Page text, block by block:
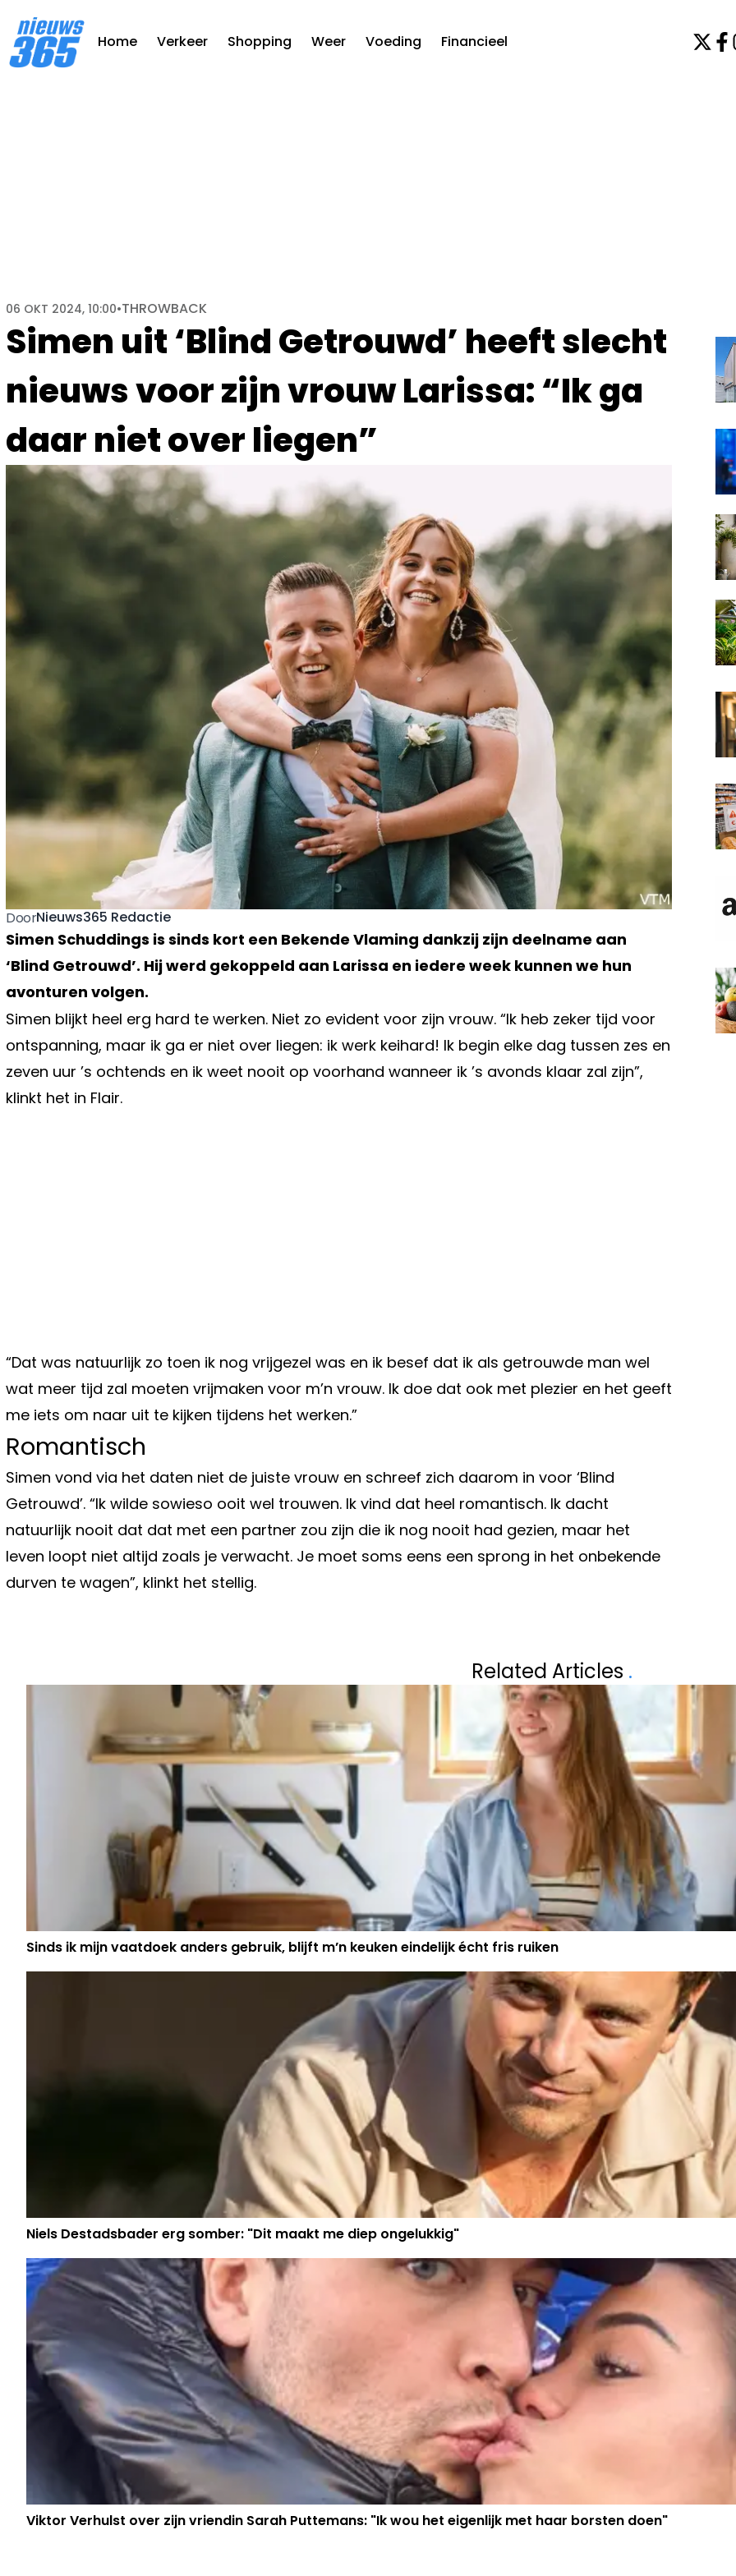
Home Verkeer Shopping Weer Voeding Financieel
Simen uit ‘Blind Getrouwd’ heeft slecht
nieuws voor zijn vrouw Larissa: “Ik ga
daar niet over liegen”
06 OKT 2024, 10:00•THROWBACK
DoorNieuws365 Redactie
Simen Schuddings is sinds kort een Bekende Vlaming dankzij zijn deelname aan
‘Blind Getrouwd’. Hij werd gekoppeld aan Larissa en iedere week kunnen we hun
avonturen volgen.
Simen blijkt heel erg hard te werken. Niet zo evident voor zijn vrouw. “Ik heb zeker tijd voor
ontspanning, maar ik ga er niet over liegen: ik werk keihard! Ik begin elke dag tussen zes en
zeven uur ’s ochtends en ik weet nooit op voorhand wanneer ik ’s avonds klaar zal zijn”,
klinkt het in Flair.
“Dat was natuurlijk zo toen ik nog vrijgezel was en ik besef dat ik als getrouwde man wel
wat meer tijd zal moeten vrijmaken voor m’n vrouw. Ik doe dat ook met plezier en het geeft
me iets om naar uit te kijken tijdens het werken.”
Romantisch
Simen vond via het daten niet de juiste vrouw en schreef zich daarom in voor ‘Blind
Getrouwd’. “Ik wilde sowieso ooit wel trouwen. Ik vind dat heel romantisch. Ik dacht
natuurlijk nooit dat dat met een partner zou zijn die ik nog nooit had gezien, maar het
leven loopt niet altijd zoals je verwacht. Je moet soms eens een sprong in het onbekende
durven te wagen”, klinkt het stellig.
ZELFS 20 GRADEN
DE GOUDEN TIP
STRALEND WIT
Related Articles .
Sinds ik mijn vaatdoek anders gebruik, blijft m’n keuken eindelijk écht fris ruiken
Niels Destadsbader erg somber: "Dit maakt me diep ongelukkig"
Viktor Verhulst over zijn vriendin Sarah Puttemans: "Ik wou het eigenlijk met haar borsten doen"